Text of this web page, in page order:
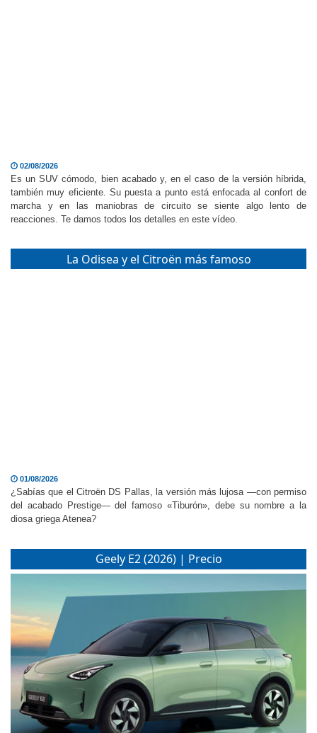
02/08/2026
Es un SUV cómodo, bien acabado y, en el caso de la versión híbrida,
también muy eficiente. Su puesta a punto está enfocada al confort de
marcha y en las maniobras de circuito se siente algo lento de
La Odisea y el Citroën más famoso
01/08/2026
¿Sabías que el Citroën DS Pallas, la versión más lujosa —con permiso
del acabado Prestige— del famoso «Tiburón», debe su nombre a la
Geely E2 (2026) | Precio